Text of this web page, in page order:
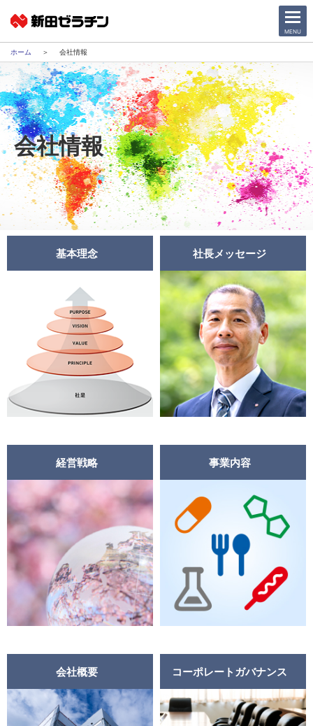
CLOSE
MENU
会社情報
基本理念 社長メッセージ
経営戦略 事業内容
会社概要 コーポレートガバナンス
ニュース一覧
会社情報
サステナビリティ
事業紹介
IR情報
日本語 English
中文 アクセス
会社情報